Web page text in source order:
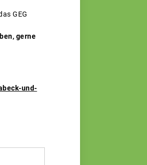
GEG
gerne
und-